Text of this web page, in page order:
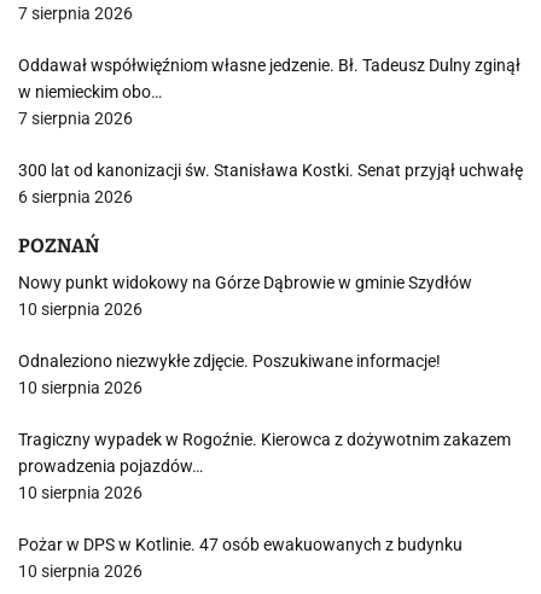
7 sierpnia 2026
Oddawał współwięźniom własne jedzenie. Bł. Tadeusz Dulny zginął
w niemieckim obo…
7 sierpnia 2026
300 lat od kanonizacji św. Stanisława Kostki. Senat przyjął uchwałę
6 sierpnia 2026
POZNAŃ
Nowy punkt widokowy na Górze Dąbrowie w gminie Szydłów
10 sierpnia 2026
Odnaleziono niezwykłe zdjęcie. Poszukiwane informacje!
10 sierpnia 2026
Tragiczny wypadek w Rogoźnie. Kierowca z dożywotnim zakazem
prowadzenia pojazdów…
10 sierpnia 2026
Pożar w DPS w Kotlinie. 47 osób ewakuowanych z budynku
10 sierpnia 2026